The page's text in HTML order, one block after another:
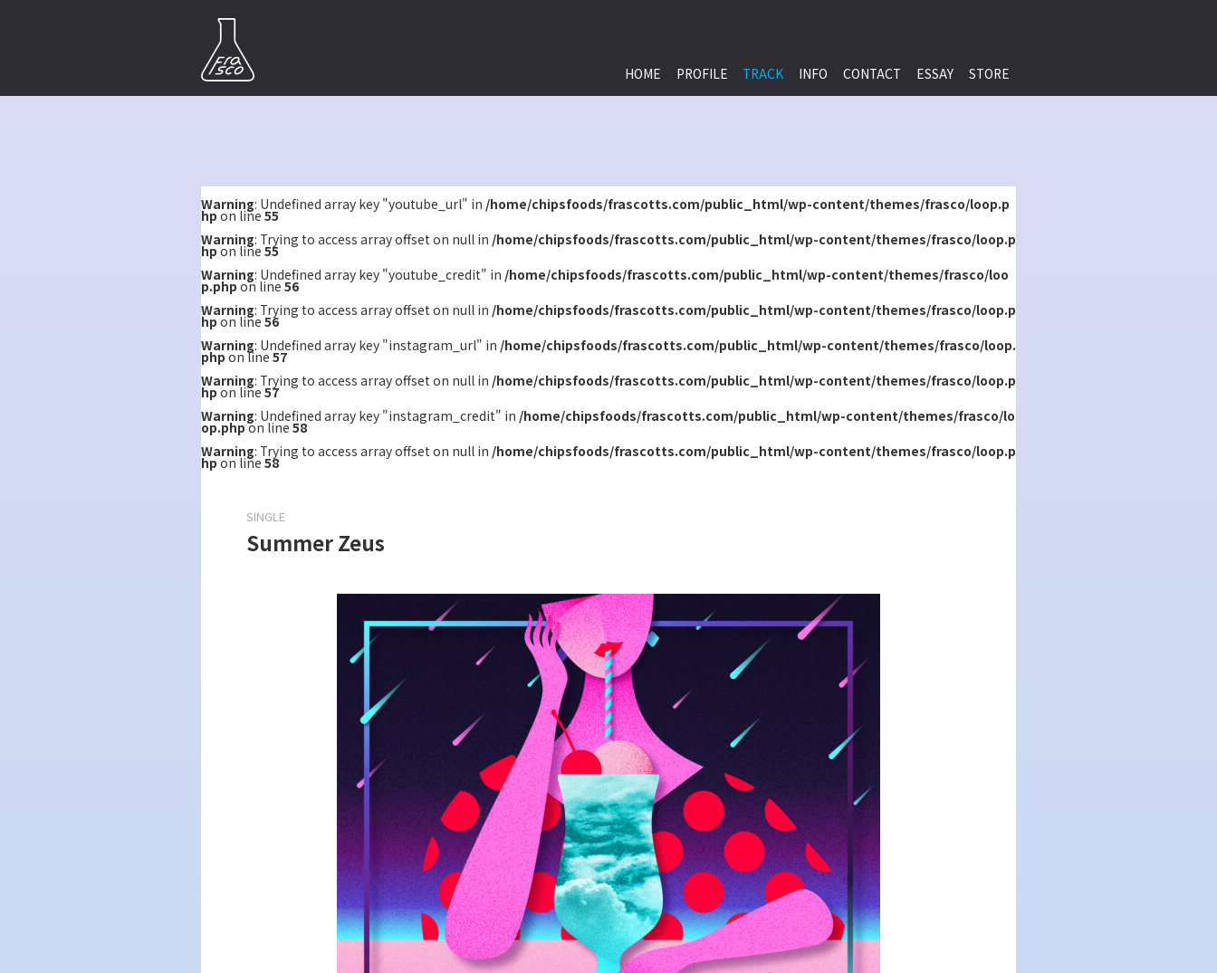
HOME PROFILE TRACK INFO CONTACT ESSAY STORE
Warning: Undefined array key "youtube_url" in /home/chipsfoods/frascotts.com/public_html/wp-content/themes/frasco/loop.p
hp on line 55
Warning: Trying to access array offset on null in /home/chipsfoods/frascotts.com/public_html/wp-content/themes/frasco/loop.p
hp on line 55
Warning: Undefined array key "youtube_credit" in /home/chipsfoods/frascotts.com/public_html/wp-content/themes/frasco/loo
p.php on line 56
Warning: Trying to access array offset on null in /home/chipsfoods/frascotts.com/public_html/wp-content/themes/frasco/loop.p
hp on line 56
Warning: Undefined array key "instagram_url" in /home/chipsfoods/frascotts.com/public_html/wp-content/themes/frasco/loop.
php on line 57
Warning: Trying to access array offset on null in /home/chipsfoods/frascotts.com/public_html/wp-content/themes/frasco/loop.p
hp on line 57
Warning: Undefined array key "instagram_credit" in /home/chipsfoods/frascotts.com/public_html/wp-content/themes/frasco/lo
op.phpon line 58
Warning: Trying to access array offset on null in /home/chipsfoods/frascotts.com/public_html/wp-content/themes/frasco/loop.p
hp on line 58
SINGLE
Summer Zeus